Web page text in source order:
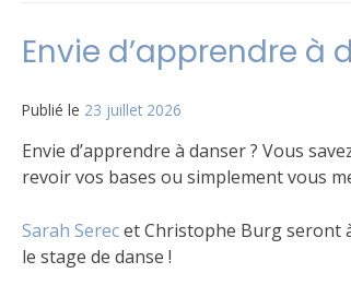
Envie d’apprendre à
Publié le 23 juillet 2026
Envie d’apprendre à danser ? Vous
revoir vos bases ou simplement vous
Sarah Serecet Christophe Burg seront
le stage de danse !